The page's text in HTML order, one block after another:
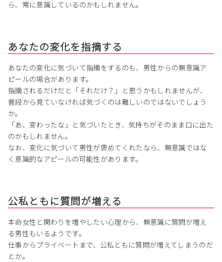
ら、常に意識しているのかもしれません。
あなたの変化を指摘する
あなたの変化に気づいて指摘をするのも、男性からの無意識ア
ピールの場合があります。
指摘されるだけだと「それだけ？」と思うかもしれませんが、
普段から見ていなければ気づくのは難しいのではないでしょう
か。
「あ、変わったな」と気づいたとき、気持ちがそのまま口に出た
のかもしれません。
なお、変化に気づいて男性が褒めてくれたなら、無意識ではな
く意識的なアピールの可能性があります。
公私ともに質問が増える
本命女性と関わりを増やしたい心理から、無意識に質問が増え
る男性もいるようです。
仕事からプライベートまで、公私ともに質問が増えてしまうのだ
とか。